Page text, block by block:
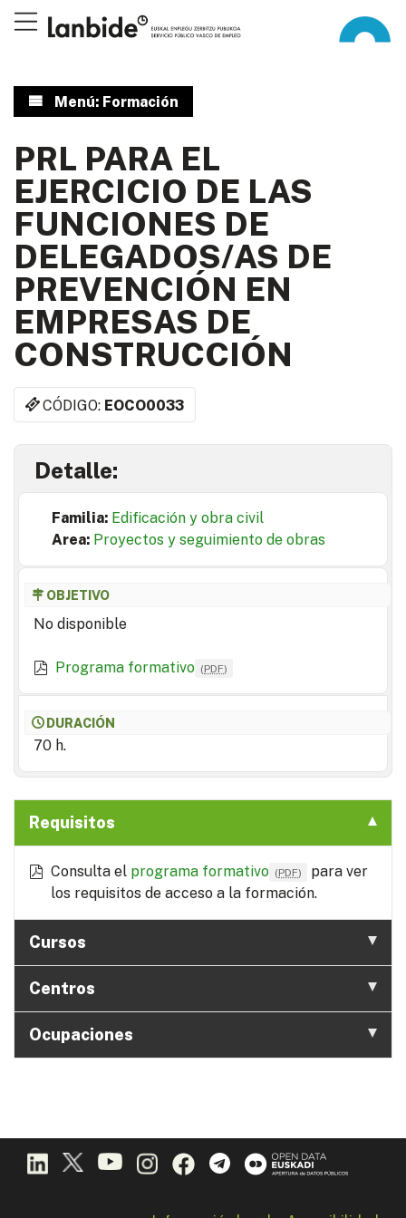
Menú: Formación
PRL PARA EL
EJERCICIO DE LAS
FUNCIONES DE
DELEGADOS/AS DE
PREVENCIÓN EN
EMPRESAS DE
CONSTRUCCIÓN
CÓDIGO: EOCO0033
Detalle:
Familia: Edificación y obra civil
Area: Proyectos y seguimiento de obras
OBJETIVO
No disponible
Programa formativo (PDF)
DURACIÓN
70 h.
Requisitos
Consulta el programa formativo (PDF)
para ver
los requisitos de acceso a la formación.
Cursos
Centros
Ocupaciones